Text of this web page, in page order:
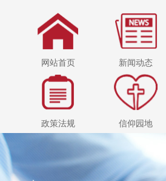
网站首页 新闻动态
政策法规 信仰园地